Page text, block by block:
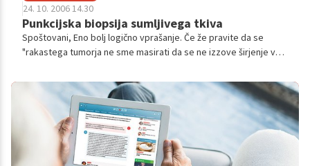
24. 10. 2006 14.30
Punkcijska biopsija sumljivega tkiva
Spoštovani, Eno bolj logično vprašanje. Če že pravite da se
"rakastega tumorja ne sme masirati da se ne izzove širjenje v
domnevnega rakastega ...